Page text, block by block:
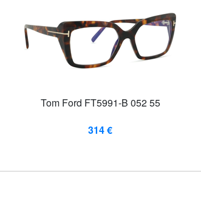
Tom Ford FT5991-B 052 55
314 €